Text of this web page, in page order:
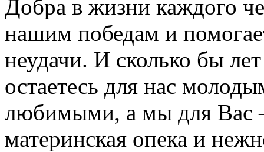
Добра в жизни каждого
нашим победам и
неудачи. И сколько бы
остаетесь для нас
любимыми, а мы для Вас
материнская опека и